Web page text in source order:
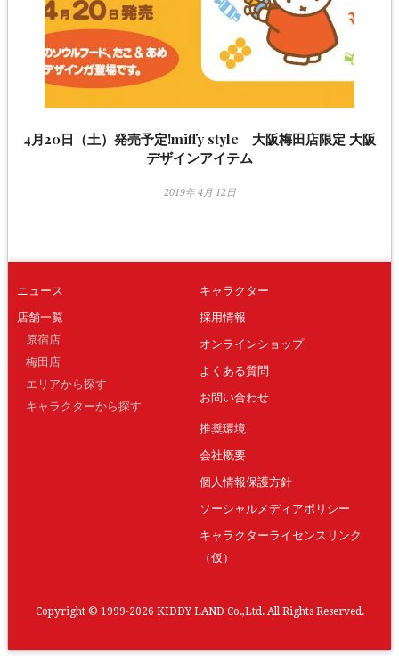
4月20日（土）発売予定!miffy style 大阪梅田店限定 大阪
デザインアイテム
2019年 4月 12日
ニュース
店舗一覧
原宿店
梅田店
エリアから探す
キャラクターから探す
キャラクター
採用情報
オンラインショップ
よくある質問
お問い合わせ
推奨環境
会社概要
個人情報保護方針
ソーシャルメディアポリシー
キャラクターライセンスリンク
（仮）
Copyright © 1999-2026 KIDDY LAND Co.,Ltd. All Rights Reserved.